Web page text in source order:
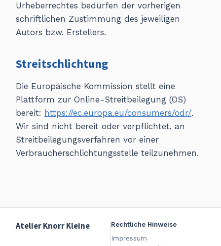
Urheberrechtes bedürfen der vorherigen
schriftlichen Zustimmung des jeweiligen
Autors bzw. Erstellers.
Streitschlichtung
Die Europäische Kommission stellt eine
Plattform zur Online-Streitbeilegung (OS)
bereit: https://ec.europa.eu/consumers/odr/.
Wir sind nicht bereit oder verpflichtet, an
Streitbeilegungsverfahren vor einer
Verbraucherschlichtungsstelle teilzunehmen.
Atelier Knorr Kleine
Rechtliche Hinweise
Impressum